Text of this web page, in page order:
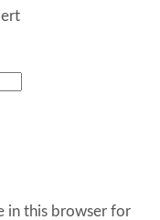
in this browser for